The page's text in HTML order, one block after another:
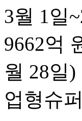
3월 1일
9662억
월 28일
업형슈